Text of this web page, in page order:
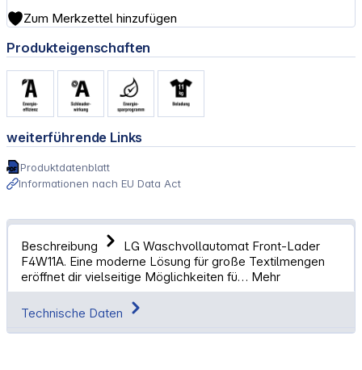
Zum Merkzettel hinzufügen
Produkteigenschaften
weiterführende Links
Produktdatenblatt
Informationen nach EU Data Act
Beschreibung
LG Waschvollautomat Front-Lader
F4W11A. Eine moderne Lösung für große Textilmengen
eröffnet dir vielseitige Möglichkeiten fü… Mehr
Technische Daten